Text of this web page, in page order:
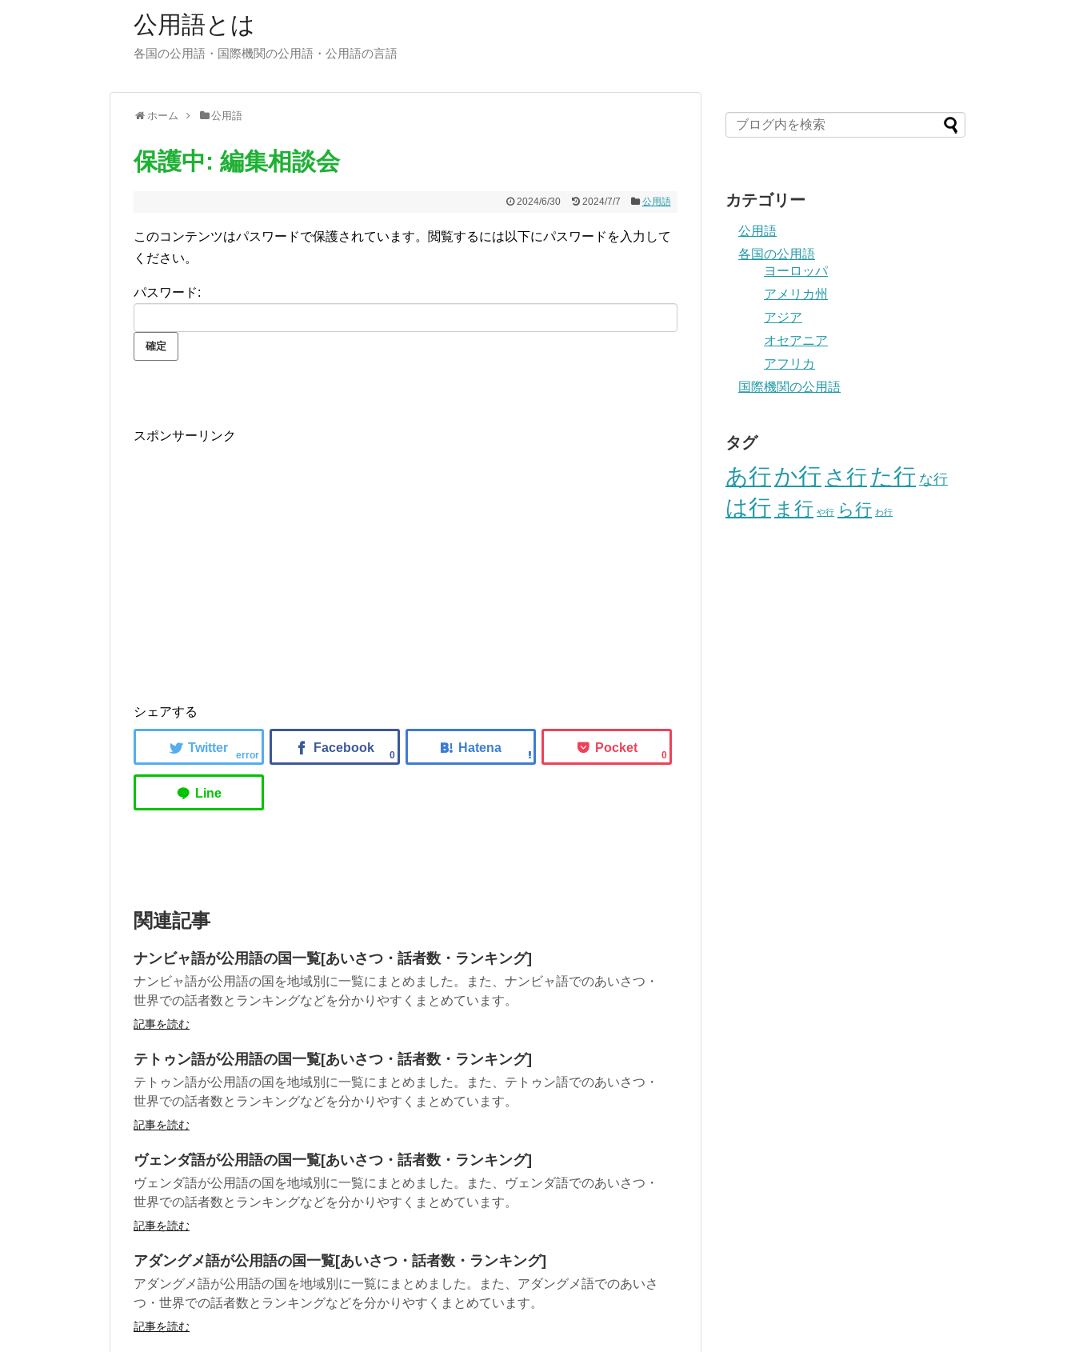
公用語とは
各国の公用語・国際機関の公用語・公用語の言語
ホーム 公用語
保護中: 編集相談会
2024/6/30 2024/7/7 公用語
このコンテンツはパスワードで保護されています。閲覧するには以下にパスワードを入力して
ください。
パスワード:
スポンサーリンク
シェアする
error 0 0
関連記事
ナンビャ語が公用語の国一覧[あいさつ・話者数・ランキング]
ナンビャ語が公用語の国を地域別に一覧にまとめました。また、ナンビャ語でのあいさつ・
世界での話者数とランキングなどを分かりやすくまとめています。
記事を読む
テトゥン語が公用語の国一覧[あいさつ・話者数・ランキング]
テトゥン語が公用語の国を地域別に一覧にまとめました。また、テトゥン語でのあいさつ・
世界での話者数とランキングなどを分かりやすくまとめています。
記事を読む
ヴェンダ語が公用語の国一覧[あいさつ・話者数・ランキング]
ヴェンダ語が公用語の国を地域別に一覧にまとめました。また、ヴェンダ語でのあいさつ・
世界での話者数とランキングなどを分かりやすくまとめています。
記事を読む
アダングメ語が公用語の国一覧[あいさつ・話者数・ランキング]
アダングメ語が公用語の国を地域別に一覧にまとめました。また、アダングメ語でのあいさ
つ・世界での話者数とランキングなどを分かりやすくまとめています。
記事を読む
カテゴリー
公用語
各国の公用語
ヨーロッパ
アメリカ州
アジア
オセアニア
アフリカ
国際機関の公用語
タグ
あ行か行 さ行た行 な行
は行 ま行 や行 ら行 わ行